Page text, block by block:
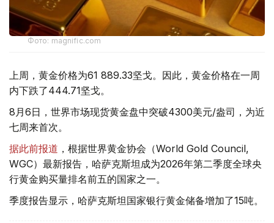
Фото: magnific.com
上周，黄金价格为61 889.33坚戈。因此，黄金价格在一周
内下跌了444.71坚戈。
8月6日，世界市场现货黄金盘中突破4300美元/盎司，为近
七周来首次。
据此前报道 ，根据世界黄金协会（World Gold Council,
WGC）最新报告，哈萨克斯坦成为2026年第二季度全球央
行黄金购买量排名前五的国家之一。
季度报告显示，哈萨克斯坦国家银行黄金储备增加了15吨。